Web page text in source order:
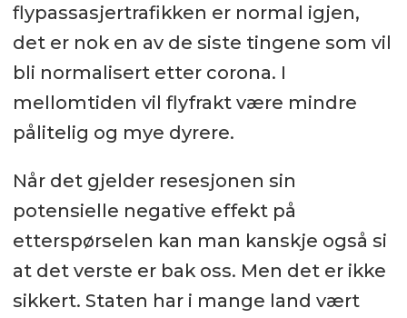
flypassasjertrafikken er normal igjen,
det er nok en av de siste tingene som vil
bli normalisert etter corona. I
mellomtiden vil flyfrakt være mindre
pålitelig og mye dyrere.
Når det gjelder resesjonen sin
potensielle negative effekt på
etterspørselen kan man kanskje også si
at det verste er bak oss. Men det er ikke
sikkert. Staten har i mange land vært